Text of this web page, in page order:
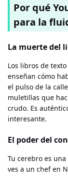
Por qué
para la
La muerte del
Los libros de
enseñan cómo
el pulso de la
muletillas que
crudo. Es
interesante.
El poder del
Tu cerebro es
ves a un chef en